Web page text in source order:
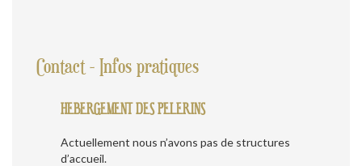
Contact - Infos pratiques
HEBERGEMENT DES PELERINS
Actuellement nous n’avons pas de structures
d’accueil.